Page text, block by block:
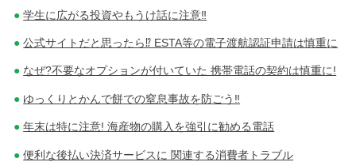
シ
ョ
学生に広がる投資やもうけ話に注意‼
公式サイトだと思ったら⁉ ESTA等の電子渡航認証申請は慎重に
なぜ?不要なオプションが付いていた 携帯電話の契約は慎重に!
ゆっくりとかんで餅での窒息事故を防ごう‼
年末は特に注意! 海産物の購入を強引に勧める電話
便利な後払い決済サービスに 関連する消費者トラブル